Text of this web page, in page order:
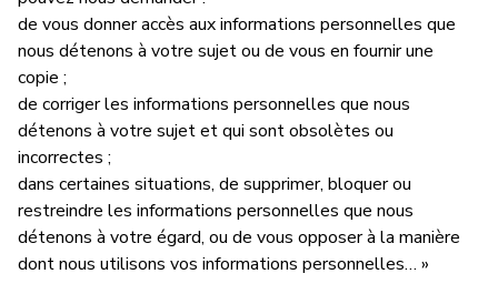
de vous donner accès aux informations personnelles que
nous détenons à votre sujet ou de vous en fournir une
copie ;
de corriger les informations personnelles que nous
détenons à votre sujet et qui sont obsolètes ou
incorrectes ;
dans certaines situations, de supprimer, bloquer ou
restreindre les informations personnelles que nous
détenons à votre égard, ou de vous opposer à la manière
dont nous utilisons vos informations personnelles… »